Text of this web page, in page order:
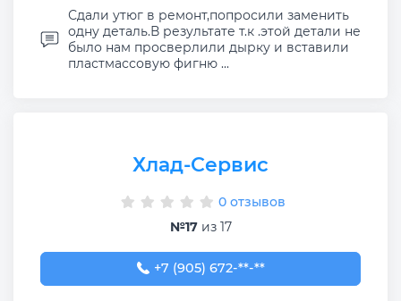
Сдали утюг в ремонт,попросили заменить
одну деталь.В результате т.к .этой детали не
было нам просверлили дырку и вставили
пластмассовую фигню ...
Хлад-Сервис
0 отзывов
№17из 17
+7 (905) 672-58-53
+7 (905) 672-**-**